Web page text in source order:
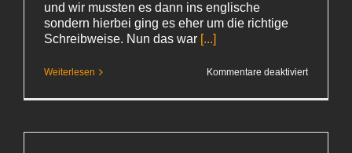
und wir mussten es dann ins englische
sondern hierbei ging es eher um die richtige
Schreibweise. Nun das war [...]
Weiterlesen Kommentare deaktiviertfür